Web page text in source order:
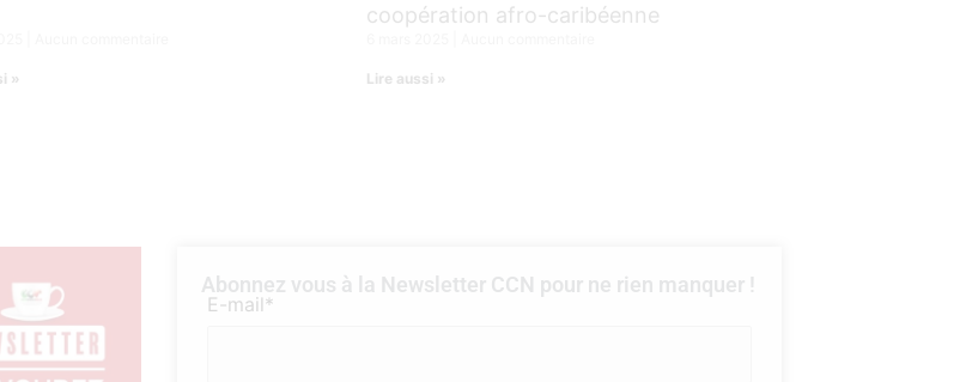
»
coopération afro-caribéenne
Lire aussi »
Abonnez vous à la Newsletter CCN pour ne rien manquer !
E-mail*